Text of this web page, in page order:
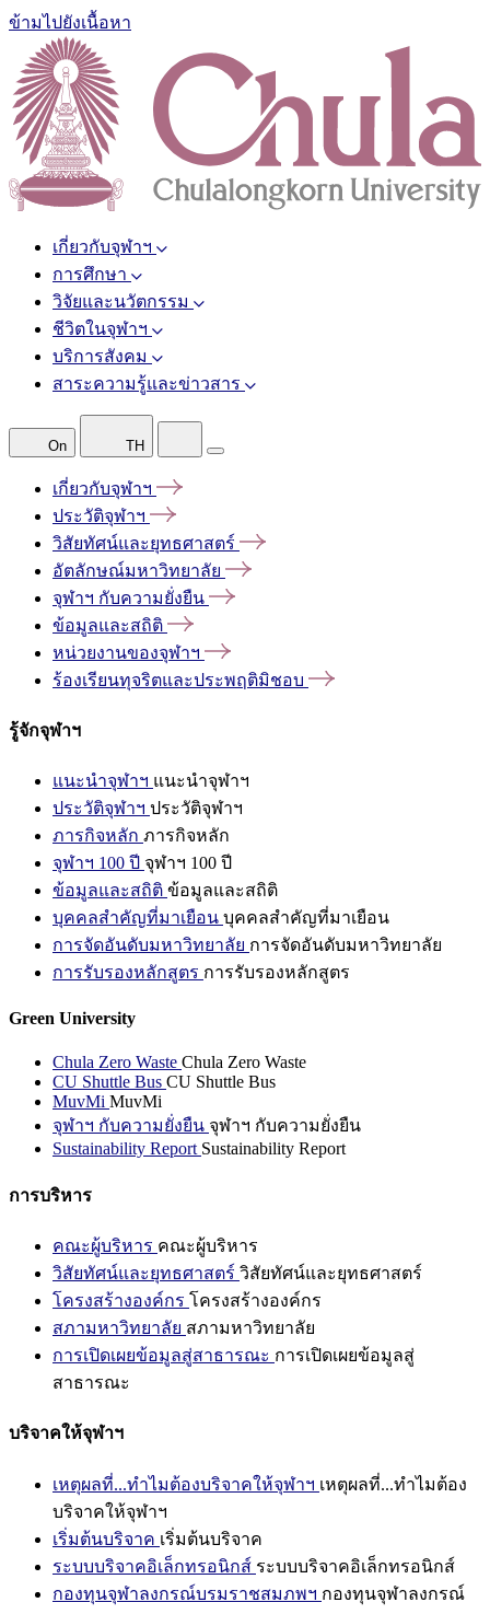
ข้ามไปยังเนื้อหา
เกี่ยวกับจุฬาฯ
การศึกษา
วิจัยและนวัตกรรม
ชีวิตในจุฬาฯ
บริการสังคม
สาระความรู้และข่าวสาร
On TH
เกี่ยวกับจุฬาฯ
ประวัติจุฬาฯ
วิสัยทัศน์และยุทธศาสตร์
อัตลักษณ์มหาวิทยาลัย
จุฬาฯ กับความยั่งยืน
ข้อมูลและสถิติ
หน่วยงานของจุฬาฯ
ร้องเรียนทุจริตและประพฤติมิชอบ
รู้จักจุฬาฯ
แนะนำจุฬาฯ แนะนำจุฬาฯ
ประวัติจุฬาฯ ประวัติจุฬาฯ
ภารกิจหลัก ภารกิจหลัก
จุฬาฯ 100 ปี จุฬาฯ 100 ปี
ข้อมูลและสถิติ ข้อมูลและสถิติ
บุคคลสำคัญที่มาเยือน บุคคลสำคัญที่มาเยือน
การจัดอันดับมหาวิทยาลัย การจัดอันดับมหาวิทยาลัย
การรับรองหลักสูตร การรับรองหลักสูตร
Green University
Chula Zero Waste Chula Zero Waste
CU Shuttle Bus CU Shuttle Bus
MuvMi MuvMi
จุฬาฯ กับความยั่งยืน จุฬาฯ กับความยั่งยืน
Sustainability Report Sustainability Report
การบริหาร
คณะผู้บริหาร คณะผู้บริหาร
วิสัยทัศน์และยุทธศาสตร์ วิสัยทัศน์และยุทธศาสตร์
โครงสร้างองค์กร โครงสร้างองค์กร
สภามหาวิทยาลัย สภามหาวิทยาลัย
การเปิดเผยข้อมูลสู่สาธารณะ การเปิดเผยข้อมูลสู่
สาธารณะ
บริจาคให้จุฬาฯ
เหตุผลที่...ทำไมต้องบริจาคให้จุฬาฯ เหตุผลที่...ทำไมต้อง
บริจาคให้จุฬาฯ
เริ่มต้นบริจาค เริ่มต้นบริจาค
ระบบบริจาคอิเล็กทรอนิกส์ ระบบบริจาคอิเล็กทรอนิกส์
กองทุนจุฬาลงกรณ์บรมราชสมภพฯ กองทุนจุฬาลงกรณ์